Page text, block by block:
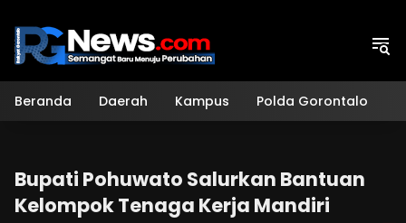
konten
Beranda Daerah Kampus Polda Gorontalo
Bupati Pohuwato Salurkan Bantuan
Kelompok Tenaga Kerja Mandiri